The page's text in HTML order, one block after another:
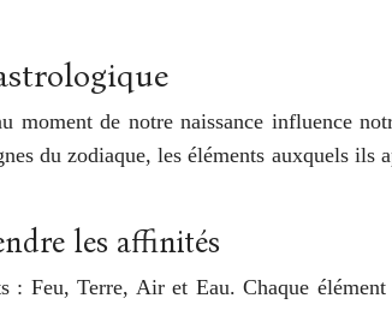
moment de notre naissance influence
du zodiaque, les éléments auxquels
les affinités
: Feu, Terre, Air et Eau. Chaque